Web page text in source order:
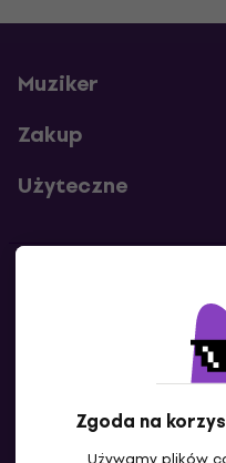
Zgoda na
Muziker
Zakup
Użyteczne